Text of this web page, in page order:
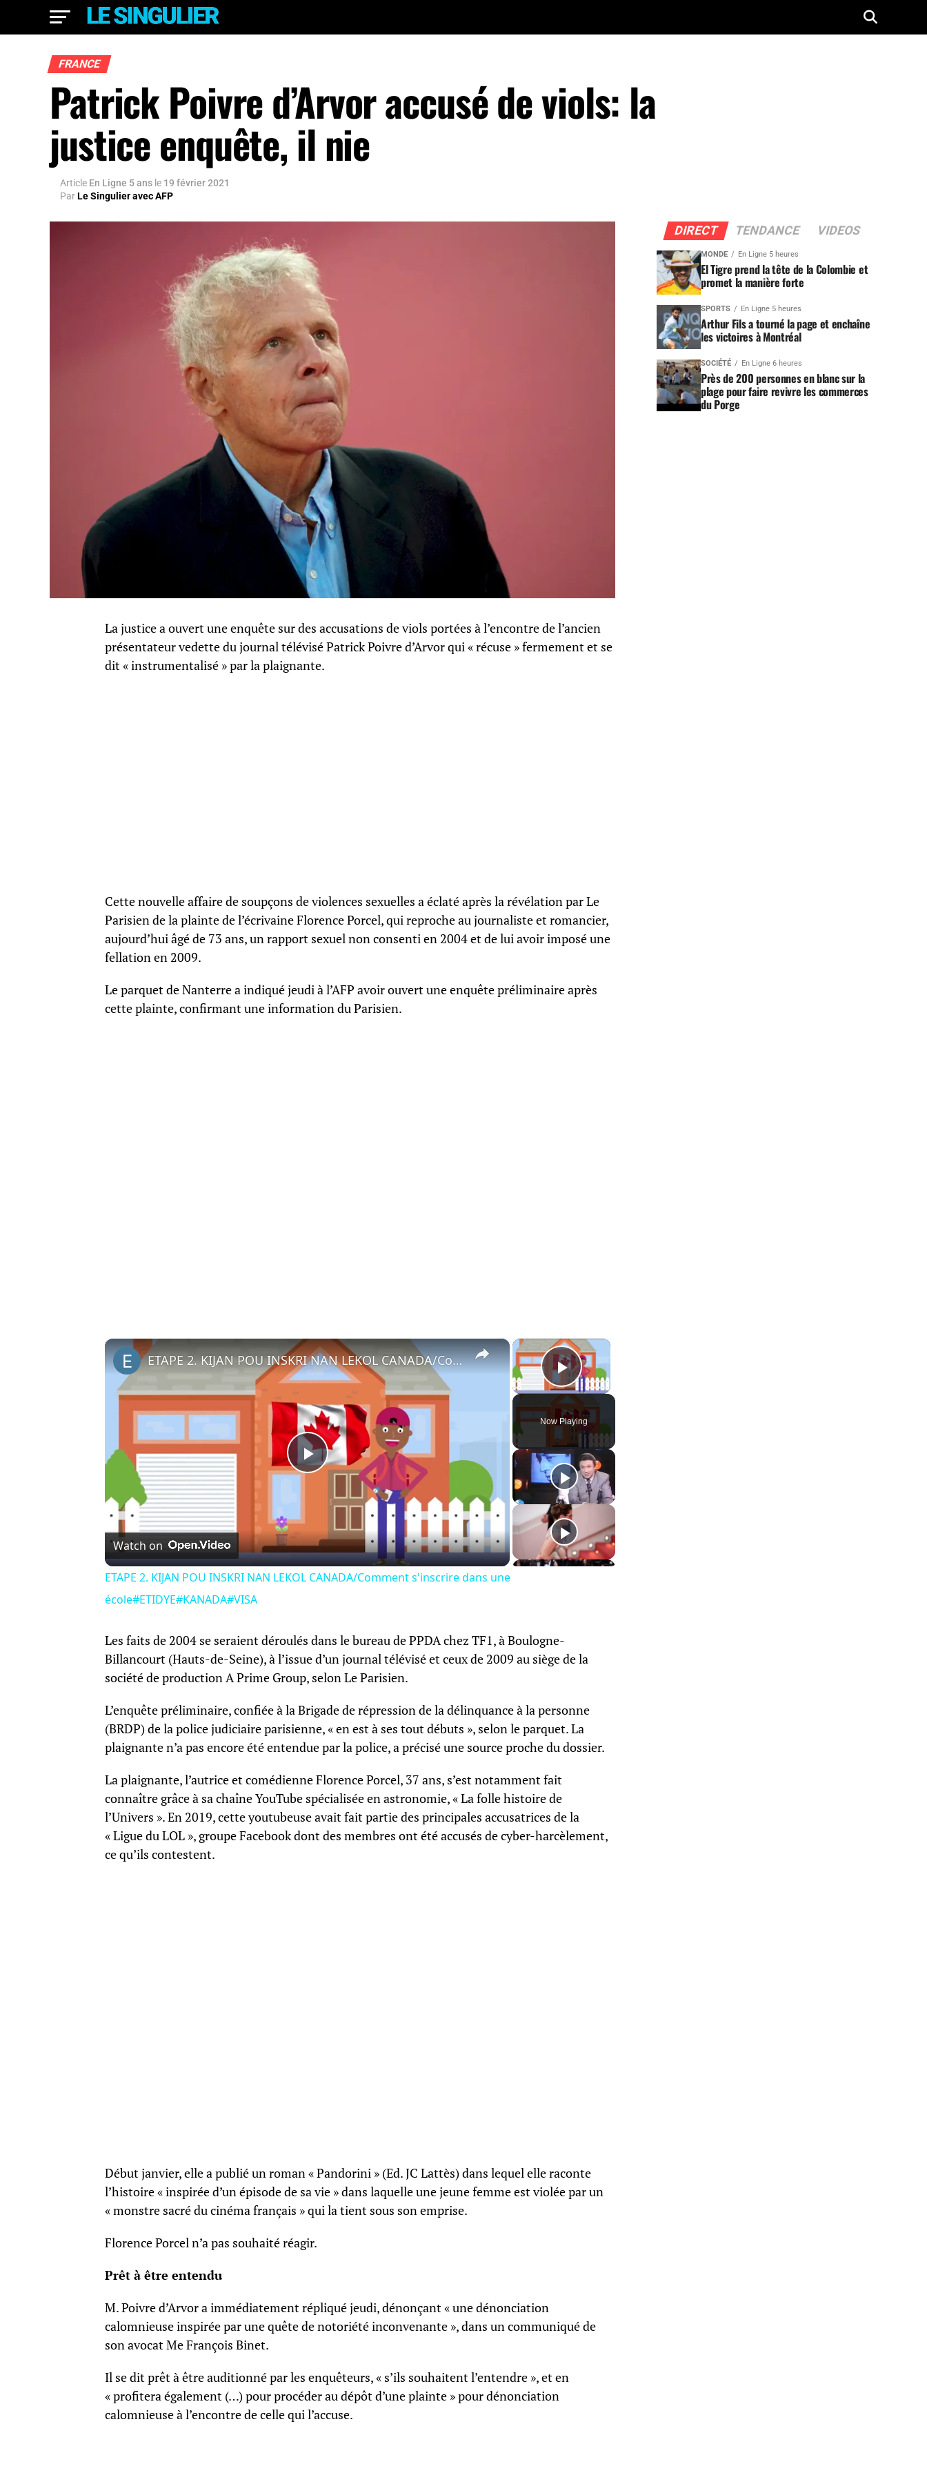
FRANCE
Patrick Poivre d’Arvor accusé de viols: la
justice enquête, il nie
Article En Ligne 5 ans le 19 février 2021
ParLe Singulier avec AFP
La justice a ouvert une enquête sur des accusations de viols portées à l’encontre de l’ancien
présentateur vedette du journal télévisé Patrick Poivre d’Arvor qui « récuse » fermement et se
dit « instrumentalisé » par la plaignante.
Cette nouvelle affaire de soupçons de violences sexuelles a éclaté après la révélation par Le
Parisien de la plainte de l’écrivaine Florence Porcel, qui reproche au journaliste et romancier,
aujourd’hui âgé de 73 ans, un rapport sexuel non consenti en 2004 et de lui avoir imposé une
fellation en 2009.
Le parquet de Nanterre a indiqué jeudi à l’AFP avoir ouvert une enquête préliminaire après
cette plainte, confirmant une information du Parisien.
×
Play Video
Now Playing
×
Play
Video
ETAPE 2. KIJAN POU INSKRI NAN LEKOL CANADA/Comment s'inscrire dans une école#ETIDYE#KANADA#VISA
Watch on
ETAPE 2. KIJAN POU INSKRI NAN LEKOL CANADA/Comment s'inscrire dans une
école#ETIDYE#KANADA#VISA
Les faits de 2004 se seraient déroulés dans le bureau de PPDA chez TF1, à Boulogne-
Billancourt (Hauts-de-Seine), à l’issue d’un journal télévisé et ceux de 2009 au siège de la
société de production A Prime Group, selon Le Parisien.
L’enquête préliminaire, confiée à la Brigade de répression de la délinquance à la personne
(BRDP) de la police judiciaire parisienne, « en est à ses tout débuts », selon le parquet. La
plaignante n’a pas encore été entendue par la police, a précisé une source proche du dossier.
La plaignante, l’autrice et comédienne Florence Porcel, 37 ans, s’est notamment fait
connaître grâce à sa chaîne YouTube spécialisée en astronomie, « La folle histoire de
l’Univers ». En 2019, cette youtubeuse avait fait partie des principales accusatrices de la
« Ligue du LOL », groupe Facebook dont des membres ont été accusés de cyber-harcèlement,
ce qu’ils contestent.
Début janvier, elle a publié un roman « Pandorini » (Ed. JC Lattès) dans lequel elle raconte
l’histoire « inspirée d’un épisode de sa vie » dans laquelle une jeune femme est violée par un
« monstre sacré du cinéma français » qui la tient sous son emprise.
Florence Porcel n’a pas souhaité réagir.
Prêt à être entendu
M. Poivre d’Arvor a immédiatement répliqué jeudi, dénonçant « une dénonciation
calomnieuse inspirée par une quête de notoriété inconvenante », dans un communiqué de
son avocat Me François Binet.
Il se dit prêt à être auditionné par les enquêteurs, « s’ils souhaitent l’entendre », et en
« profitera également (…) pour procéder au dépôt d’une plainte » pour dénonciation
calomnieuse à l’encontre de celle qui l’accuse.
DIRECT TENDANCE VIDEOS
MONDE En Ligne 5 heures
El Tigre prend la tête de la Colombie et
promet la manière forte
SPORTS En Ligne 5 heures
Arthur Fils a tourné la page et enchaîne
les victoires à Montréal
SOCIÉTÉ En Ligne 6 heures
Près de 200 personnes en blanc sur la
plage pour faire revivre les commerces
du Porge